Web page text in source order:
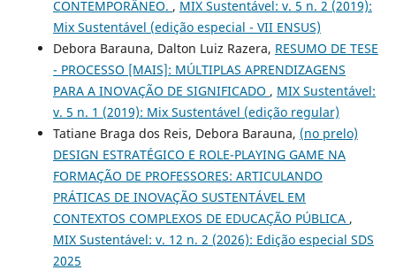
CONTEMPORÂNEO. , MIX Sustentável: v. 5 n. 2 (2019):
Mix Sustentável (edição especial - VII ENSUS)
Debora Barauna, Dalton Luiz Razera, RESUMO DE TESE
- PROCESSO [MAIS]: MÚLTIPLAS APRENDIZAGENS
PARA A INOVAÇÃO DE SIGNIFICADO , MIX Sustentável:
v. 5 n. 1 (2019): Mix Sustentável (edição regular)
Tatiane Braga dos Reis, Debora Barauna, (no prelo)
DESIGN ESTRATÉGICO E ROLE-PLAYING GAME NA
FORMAÇÃO DE PROFESSORES: ARTICULANDO
PRÁTICAS DE INOVAÇÃO SUSTENTÁVEL EM
CONTEXTOS COMPLEXOS DE EDUCAÇÃO PÚBLICA ,
MIX Sustentável: v. 12 n. 2 (2026): Edição especial SDS
2025